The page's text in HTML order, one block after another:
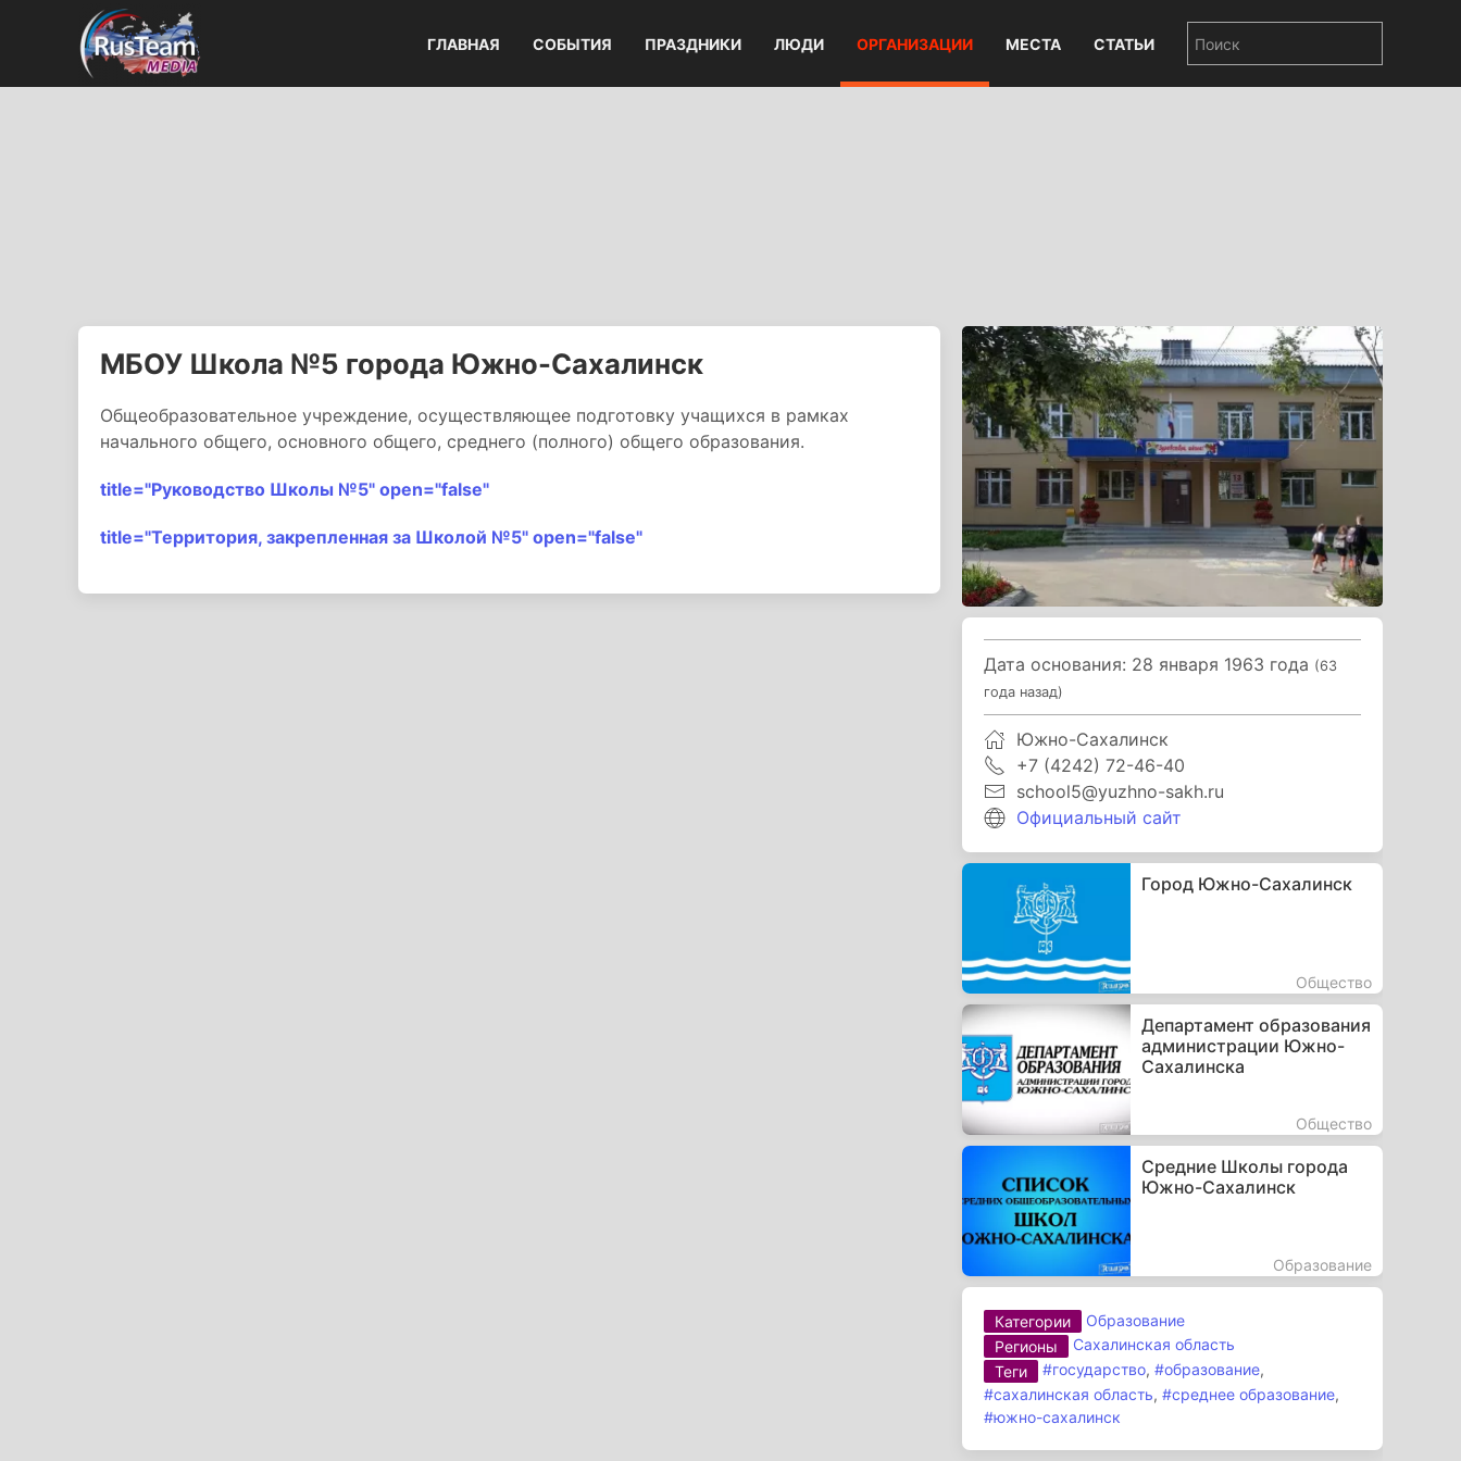
ГЛАВНАЯ СОБЫТИЯ ПРАЗДНИКИ ЛЮДИ ОРГАНИЗАЦИИ МЕСТА СТАТЬИ
МБОУ Школа №5 города Южно-Сахалинск
Общеобразовательное учреждение, осуществляющее подготовку учащихся в рамках
начального общего, основного общего, среднего (полного) общего образования.
title="Руководство Школы №5" open="false"
title="Территория, закрепленная за Школой №5" open="false"
Дата основания: 28 января 1963 года (63
года назад)
Южно-Сахалинск
+7 (4242) 72-46-40
school5@yuzhno-sakh.ru
Официальный сайт
Город Южно-Сахалинск
Общество
Департамент образования
администрации Южно-
Сахалинска
Общество
Средние Школы города
Южно-Сахалинск
Образование
Категории
Образование
Регионы
Сахалинская область
Теги
#государство,#образование,
#сахалинская область,#среднее образование,
#южно-сахалинск